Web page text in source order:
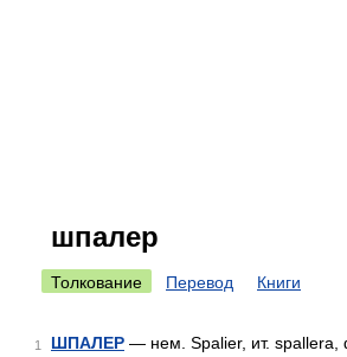
шпалер
Толкование Перевод Книги
1 ШПАЛЕР — нем. Spalier, ит. spallera,